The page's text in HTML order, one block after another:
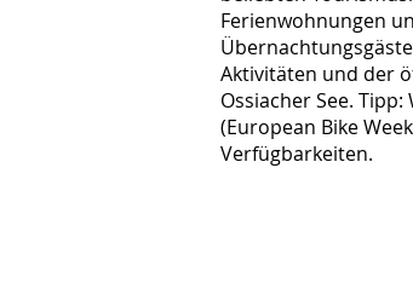
Ferienwohnungen
Aktivitäten und der
Ossiacher See.
(European Bike
Verfügbarkeiten.